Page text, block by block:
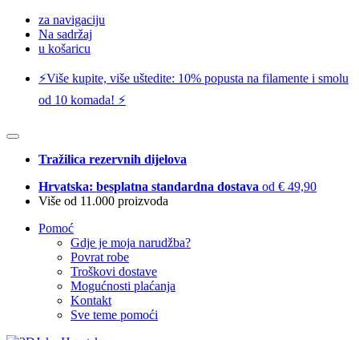
za navigaciju
Na sadržaj
u košaricu
⚡️Više kupite, više uštedite: 10% popusta na filamente i smolu
od 10 komada! ⚡️
Tražilica rezervnih dijelova
Hrvatska: besplatna standardna dostava od € 49,90
Više od 11.000 proizvoda
Pomoć
Gdje je moja narudžba?
Povrat robe
Troškovi dostave
Mogućnosti plaćanja
Kontakt
Sve teme pomoći